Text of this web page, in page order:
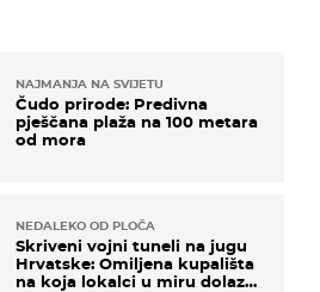
NAJMANJA NA SVIJETU
Čudo prirode: Predivna
pješčana plaža na 100 metara
od mora
NEDALEKO OD PLOČA
Skriveni vojni tuneli na jugu
Hrvatske: Omiljena kupališta
na koja lokalci u miru dolaze